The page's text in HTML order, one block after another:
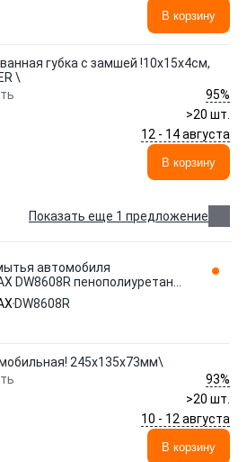
В корзину
губка с замшей !10x15x4см,
\
95%
>20 шт.
12 - 14 августа
В корзину
Показать еще 1 предложение
автомобиля
DW8608R пенополиуретан
1 шт.DW8608R
245x135x73мм\
93%
>20 шт.
10 - 12 августа
В корзину